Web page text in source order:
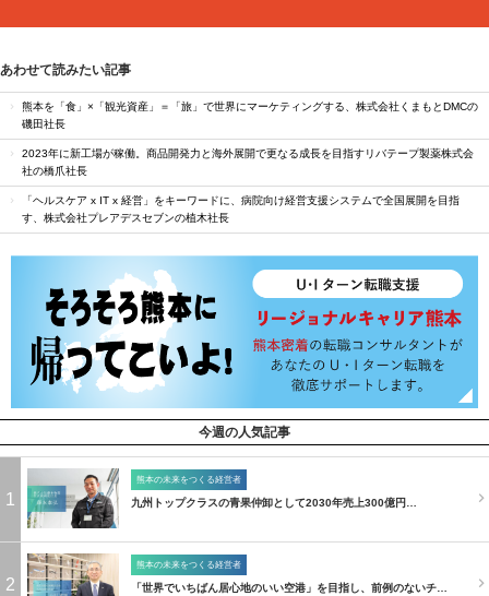
あわせて読みたい記事
熊本を「食」×「観光資産」＝「旅」で世界にマーケティングする、株式会社くまもとDMCの
磯田社長
2023年に新工場が稼働。商品開発力と海外展開で更なる成長を目指すリバテープ製薬株式会
社の橋爪社長
「ヘルスケア x IT x 経営」をキーワードに、病院向け経営支援システムで全国展開を目指
す、株式会社プレアデスセブンの植木社長
今週の人気記事
1
熊本の未来をつくる経営者
九州トップクラスの青果仲卸として2030年売上300億円…
2
熊本の未来をつくる経営者
「世界でいちばん居心地のいい空港」を目指し、前例のないチ…